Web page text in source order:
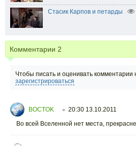
Стасик Карпов и петарды
Комментарии 2
Чтобы писать и оценивать комментарии
зарегистрироваться
BOCTOK ○ 20:30 13.10.2011
Во всей Вселенной нет места,